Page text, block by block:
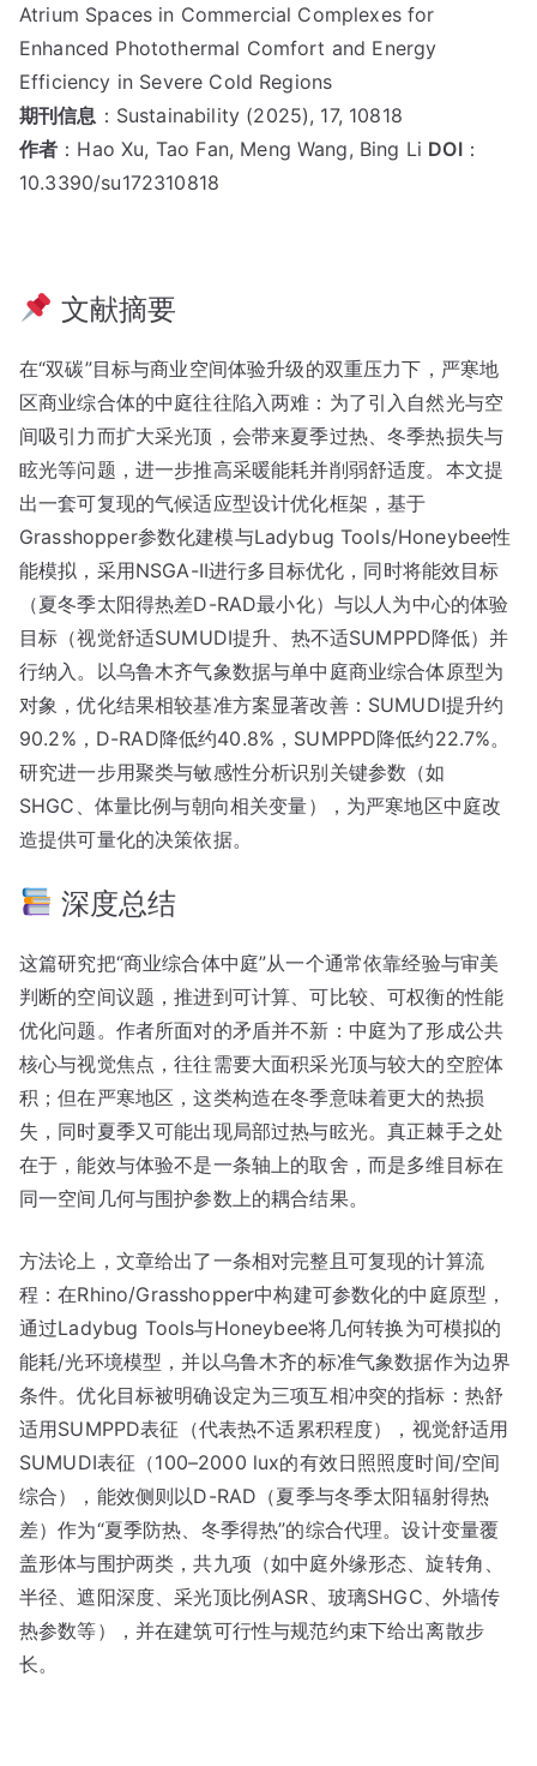
Atrium Spaces in Commercial Complexes for
Enhanced Photothermal Comfort and Energy
Efficiency in Severe Cold Regions
期刊信息 ：Sustainability (2025), 17, 10818
作者 ：Hao Xu, Tao Fan, Meng Wang, Bing Li DOI：
10.3390/su172310818
文献摘要
在“双碳”目标与商业空间体验升级的双重压力下，严寒地
区商业综合体的中庭往往陷入两难：为了引入自然光与空
间吸引力而扩大采光顶，会带来夏季过热、冬季热损失与
眩光等问题，进一步推高采暖能耗并削弱舒适度。本文提
出一套可复现的气候适应型设计优化框架，基于
Grasshopper参数化建模与Ladybug Tools/Honeybee性
能模拟，采用NSGA-II进行多目标优化，同时将能效目标
（夏冬季太阳得热差D-RAD最小化）与以人为中心的体验
目标（视觉舒适SUMUDI提升、热不适SUMPPD降低）并
行纳入。以乌鲁木齐气象数据与单中庭商业综合体原型为
对象，优化结果相较基准方案显著改善：SUMUDI提升约
90.2%，D-RAD降低约40.8%，SUMPPD降低约22.7%。
研究进一步用聚类与敏感性分析识别关键参数（如
SHGC、体量比例与朝向相关变量），为严寒地区中庭改
造提供可量化的决策依据。
深度总结
这篇研究把“商业综合体中庭”从一个通常依靠经验与审美
判断的空间议题，推进到可计算、可比较、可权衡的性能
优化问题。作者所面对的矛盾并不新：中庭为了形成公共
核心与视觉焦点，往往需要大面积采光顶与较大的空腔体
积；但在严寒地区，这类构造在冬季意味着更大的热损
失，同时夏季又可能出现局部过热与眩光。真正棘手之处
在于，能效与体验不是一条轴上的取舍，而是多维目标在
同一空间几何与围护参数上的耦合结果。
方法论上，文章给出了一条相对完整且可复现的计算流
程：在Rhino/Grasshopper中构建可参数化的中庭原型，
通过Ladybug Tools与Honeybee将几何转换为可模拟的
能耗/光环境模型，并以乌鲁木齐的标准气象数据作为边界
条件。优化目标被明确设定为三项互相冲突的指标：热舒
适用SUMPPD表征（代表热不适累积程度），视觉舒适用
SUMUDI表征（100–2000 lux的有效日照照度时间/空间
综合），能效侧则以D-RAD（夏季与冬季太阳辐射得热
差）作为“夏季防热、冬季得热”的综合代理。设计变量覆
盖形体与围护两类，共九项（如中庭外缘形态、旋转角、
半径、遮阳深度、采光顶比例ASR、玻璃SHGC、外墙传
热参数等），并在建筑可行性与规范约束下给出离散步
长。